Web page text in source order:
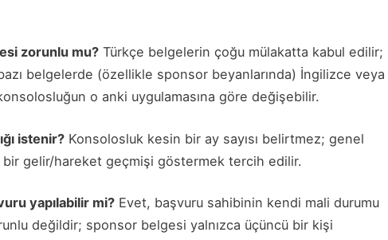
zorunlu mu? Türkçe belgelerin çoğu mülakatta kabul edilir;
belgelerde (özellikle sponsor beyanlarında) İngilizce veya
o anki uygulamasına göre değişebilir.
istenir? Konsolosluk kesin bir ay sayısı belirtmez; genel
gelir/hareket geçmişi göstermek tercih edilir.
yapılabilir mi? Evet, başvuru sahibinin kendi mali durumu
değildir; sponsor belgesi yalnızca üçüncü bir kişi